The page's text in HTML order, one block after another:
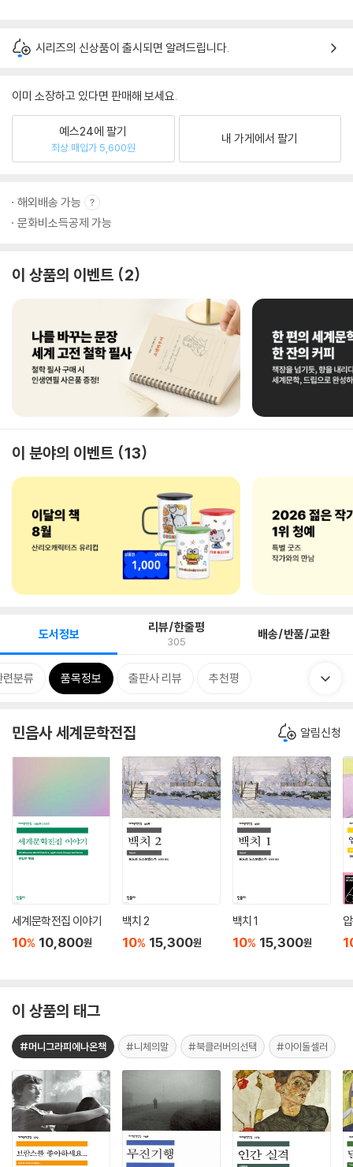
시리즈의 신상품이 출시되면 알려드립니다.
이미 소장하고 있다면 판매해 보세요.
예스24에 팔기
최상 매입가 5,600원
내 가게에서 팔기
해외배송 가능
문화비소득공제 가능
이 상품의 이벤트 2
이 분야의 이벤트 13
도서정보 리뷰/한줄평
305 배송/반품/교환
련분류 품목정보 출판사 리뷰 추천평
민음사 세계문학전집 알림신청
세계문학전집 이야기
10% 10,800원
백치 2
10% 15,300원
백치 1
10% 15,300원
이 상품의 태그
#머니그라피에나온책 #니체의말 #북클러버의선택 #아이돌셀러